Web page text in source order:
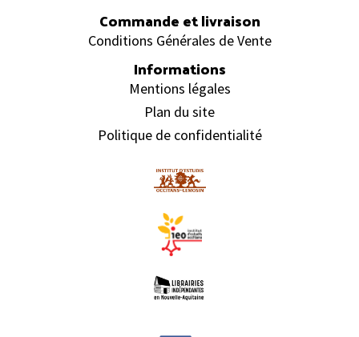
Commande et livraison
Conditions Générales de Vente
Informations
Mentions légales
Plan du site
Politique de confidentialité